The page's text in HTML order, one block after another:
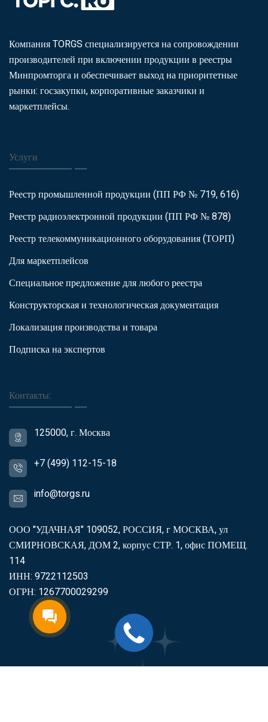
Компания TORGS специализируется на сопровождении
производителей при включении продукции в реестры
Минпромторга и обеспечивает выход на приоритетные
рынки: госзакупки, корпоративные заказчики и
маркетплейсы.
Услуги
Реестр промышленной продукции (ПП РФ № 719, 616)
Реестр радиоэлектронной продукции (ПП РФ № 878)
Реестр телекоммуникационного оборудования (ТОРП)
Для маркетплейсов
Специальное предложение для любого реестра
Конструкторская и технологическая документация
Локализация производства и товара
Подписка на экспертов
Контакты:
125000, г. Москва
+7 (499) 112-15-18
info@torgs.ru
ООО "УДАЧНАЯ" 109052, РОССИЯ, г МОСКВА, ул
СМИРНОВСКАЯ, ДОМ 2, корпус СТР. 1, офис ПОМЕЩ.
114
ИНН: 9722112503
ОГРН: 1267700029299